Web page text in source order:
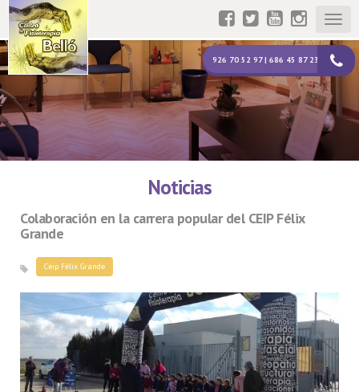
926 70 52 97 | 686 45 87 23
Noticias
Colaboración en la carrera popular del CEIP Félix
Grande
Ceip Félix Grande